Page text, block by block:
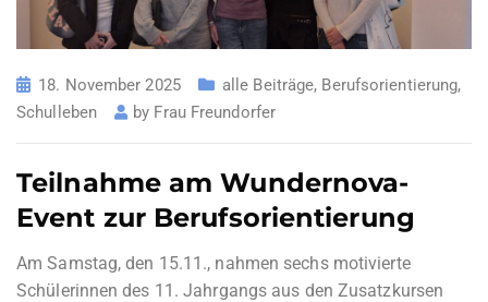
18. November 2025 alle Beiträge, Berufsorientierung,
Schulleben
by Frau Freundorfer
Teilnahme am Wundernova-
Event zur Berufsorientierung
Am Samstag, den 15.11., nahmen sechs motivierte
Schülerinnen des 11. Jahrgangs aus den Zusatzkursen